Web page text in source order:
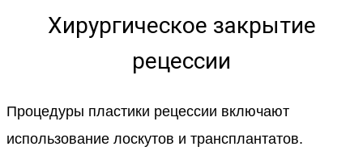
Хирургическое закрытие
рецессии
Процедуры пластики рецессии включают
использование лоскутов и трансплантатов.